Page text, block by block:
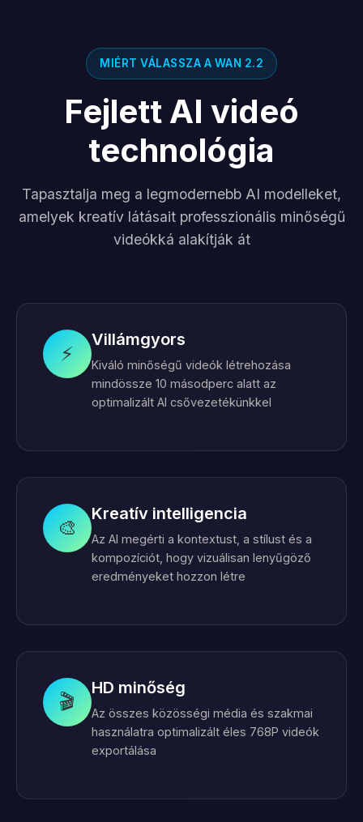
MIÉRT VÁLASSZA A WAN 2.2
Fejlett AI videó
technológia
Tapasztalja meg a legmodernebb AI modelleket,
amelyek kreatív látásait professzionális minőségű
videókká alakítják át
⚡
Villámgyors
Kiváló minőségű videók létrehozása
mindössze 10 másodperc alatt az
optimalizált AI csővezetékünkkel
🎨
Kreatív intelligencia
Az AI megérti a kontextust, a stílust és a
kompozíciót, hogy vizuálisan lenyűgöző
eredményeket hozzon létre
🎬
HD minőség
Az összes közösségi média és szakmai
használatra optimalizált éles 768P videók
exportálása